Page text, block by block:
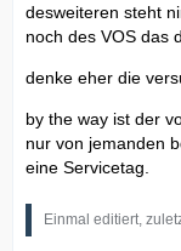
desweiteren steht
noch des VOS das
denke eher die
by the way ist der
nur von jemanden
eine Servicetag.
Einmal editiert,